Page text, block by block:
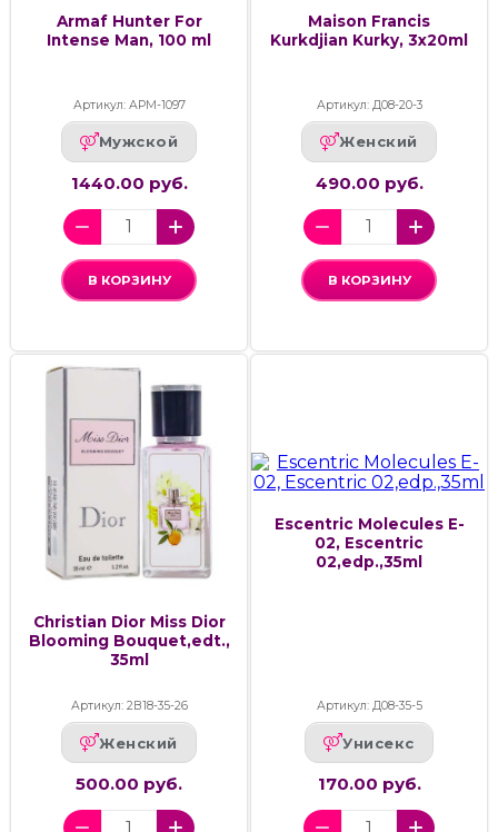
Armaf Hunter For
Intense Man, 100 ml
Артикул: АРМ-1097
Мужской
1440.00 руб.
В КОРЗИНУ
Maison Francis
Kurkdjian Kurky, 3х20ml
Артикул: Д08-20-3
Женский
490.00 руб.
В КОРЗИНУ
Christian Dior Miss Dior
Blooming Bouquet,edt.,
35ml
Артикул: 2В18-35-26
Женский
500.00 руб.
Escentric Molecules E-
02, Escentric
02,edp.,35ml
Артикул: Д08-35-5
Унисекс
170.00 руб.